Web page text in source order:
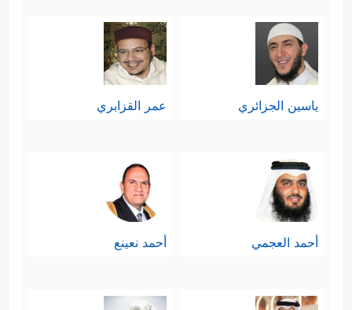
ياسين الجزائري عمر القزابري
أحمد العجمي أحمد نعينع